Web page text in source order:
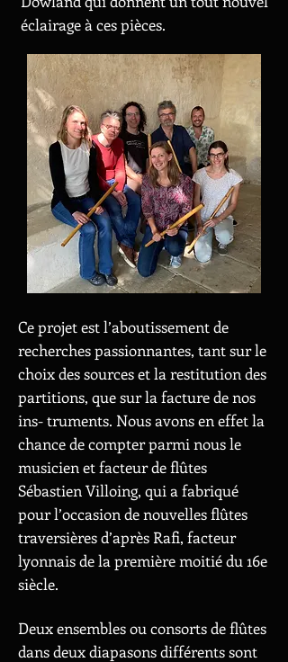
éclairage à ces pièces.
Ce projet est l’aboutissement de
recherches passionnantes, tant sur le
choix des sources et la restitution des
partitions, que sur la facture de nos
ins- truments. Nous avons en effet la
chance de compter parmi nous le
musicien et facteur de flûtes
Sébastien Villoing, qui a fabriqué
pour l’occasion de nouvelles flûtes
traversières d’après Rafi, facteur
lyonnais de la première moitié du 16e
siècle.
Deux ensembles ou consorts de flûtes
dans deux diapasons différents sont